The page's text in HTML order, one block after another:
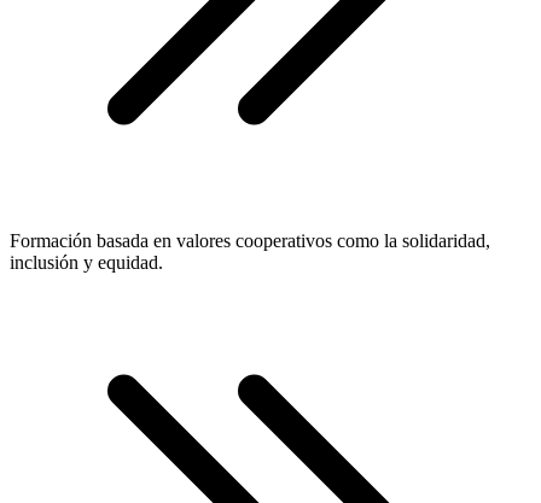
Formación basada en valores cooperativos como la solidaridad,
inclusión y equidad.